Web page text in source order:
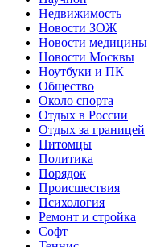
Недвижимость
Новости ЗОЖ
Новости медицины
Новости Москвы
Ноутбуки и ПК
Общество
Около спорта
Отдых в России
Отдых за границей
Питомцы
Политика
Порядок
Происшествия
Психология
Ремонт и стройка
Софт